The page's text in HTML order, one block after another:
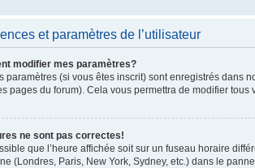
et paramètres de l’utilisateur
modifier mes paramètres?
paramètres (si vous êtes inscrit) sont enregistrés dans
pages du forum). Cela vous permettra de modifier tous
ne sont pas correctes!
que l’heure affichée soit sur un fuseau horaire
(Londres, Paris, New York, Sydney, etc.) dans le